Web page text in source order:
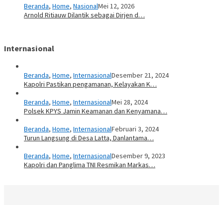
Beranda, Home, NasionalMei 12, 2026
Arnold Ritiauw Dilantik sebagai Dirjen d…
Internasional
Beranda, Home, InternasionalDesember 21, 2024
Kapolri Pastikan pengamanan, Kelayakan K…
Beranda, Home, InternasionalMei 28, 2024
Polsek KPYS Jamin Keamanan dan Kenyamana…
Beranda, Home, InternasionalFebruari 3, 2024
Turun Langsung di Desa Latta, Danlantama…
Beranda, Home, InternasionalDesember 9, 2023
Kapolri dan Panglima TNI Resmikan Markas…